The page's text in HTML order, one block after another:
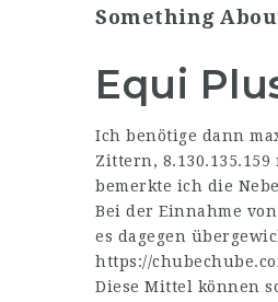
Something
Equi
Ich benötige dann
Zittern, 8.130.135.159
bemerkte ich die
Bei der Einnahme
es dagegen
https://
Diese Mittel können